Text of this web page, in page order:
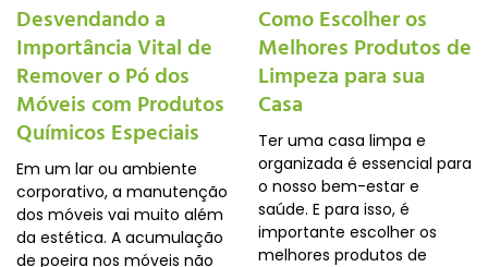
Desvendando a
Importância Vital de
Remover o Pó dos
Móveis com Produtos
Químicos Especiais
Em um lar ou ambiente
corporativo, a manutenção
dos móveis vai muito além
da estética. A acumulação
de poeira nos móveis não
Como Escolher os
Melhores Produtos de
Limpeza para sua
Casa
Ter uma casa limpa e
organizada é essencial para
o nosso bem-estar e
saúde. E para isso, é
importante escolher os
melhores produtos de